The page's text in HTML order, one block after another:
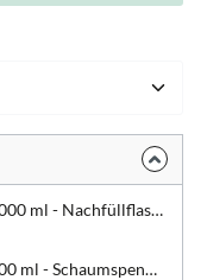
DentaClean Kunstlederreiniger 1000 ml - Nachfüllflasche
DentaClean Kunstlederreiniger 200 ml - Schaumspenderflasche